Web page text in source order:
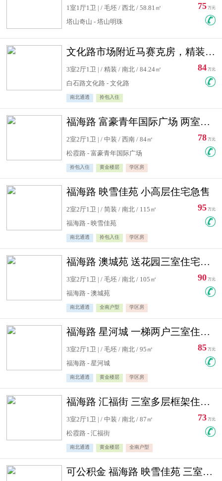
1室1厅1卫 | / 毛坯 / 西北 / 58.81㎡
塔山奇山 - 塔山明珠
75 万元
文化路市场附近马赛克房，精装修三居室，南北通透，实用面积大
3室2厅1卫 | / 精装 / 南北 / 84.24㎡
白石路文化路 - 文化路
南北通透 拎包入住
84 万元
福海路 富豪青年国际广场 两室住宅急售
2室2厅1卫 | / 中装 / 西南 / 84㎡
松霞路 - 富豪青年国际广场
拎包入住 黄金楼层 学区房
78 万元
福海路 映雪佳苑 小高层住宅急售
2室2厅1卫 | / 简装 / 南北 / 115㎡
福海路 - 映雪佳苑
南北通透 拎包入住 学区房
95 万元
福海路 澳城苑 送花园三室住宅急售
3室2厅1卫 | / 毛坯 / 南北 / 105㎡
福海路 - 澳城苑
南北通透 全南户型 学区房
90 万元
福海路 星河城 一梯两户三室住宅急售
3室2厅1卫 | / 毛坯 / 南北 / 95㎡
福海路 - 星河城
南北通透 黄金楼层 学区房
85 万元
福海路 汇福街 三室多层框架住宅急售
3室2厅1卫 | / 中装 / 南北 / 87㎡
松霞路 - 汇福街
南北通透 黄金楼层 全南户型
73 万元
可公积金 福海路 映雪佳苑 三室住宅急售送小棚